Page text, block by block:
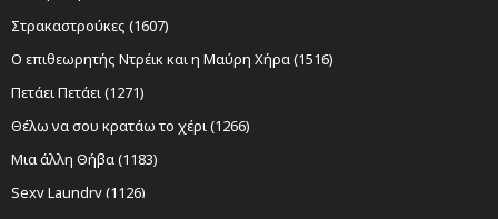
Στρακαστρούκες (1607)
Ο επιθεωρητής Ντρέικ και η Μαύρη Χήρα (1516)
Πετάει Πετάει (1271)
Θέλω να σου κρατάω το χέρι (1266)
Μια άλλη Θήβα (1183)
Sexy Laundry (1126)